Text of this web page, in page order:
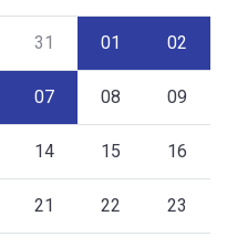
31 01 02
07 08 09
14 15 16
21 22 23